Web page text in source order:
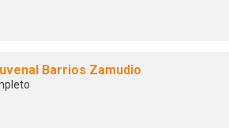
Barrios Zamudio